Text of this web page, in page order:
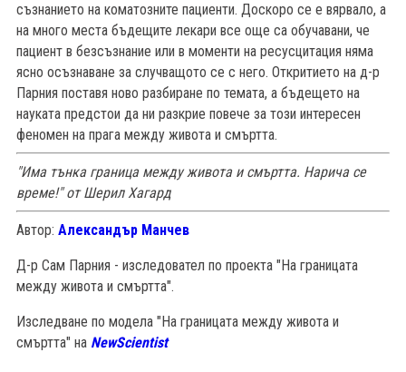
съзнанието на коматозните пациенти. Доскоро се е вярвало, а
на много места бъдещите лекари все още са обучавани, че
пациент в безсъзнание или в моменти на ресусцитация няма
ясно осъзнаване за случващото се с него. Откритието на д-р
Парния поставя ново разбиране по темата, а бъдещето на
науката предстои да ни разкрие повече за този интересен
феномен на прага между живота и смъртта.
"Има тънка граница между живота и смъртта. Нарича се
време!" от Шерил Хагард
Автор: Александър Манчев
Д-р Сам Парния - изследовател по проекта "На границата
между живота и смъртта".
Изследване по модела "На границата между живота и
смъртта" на NewScientist